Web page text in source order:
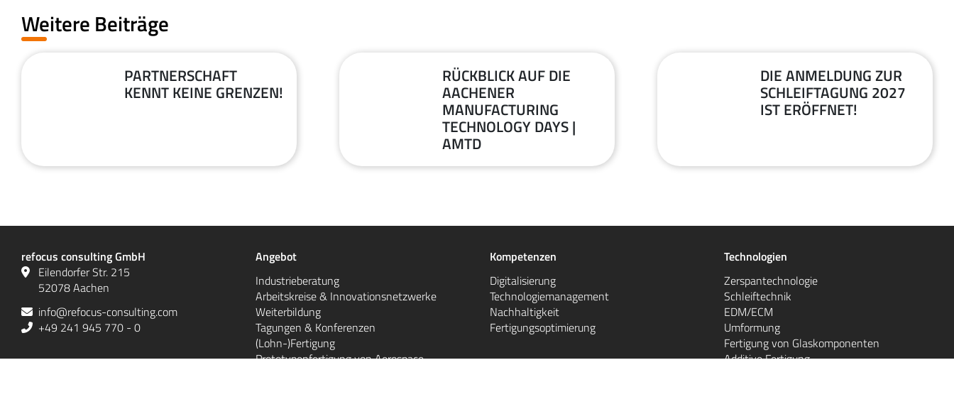
Weitere Beiträge
PARTNERSCHAFT
KENNT KEINE GRENZEN!
RÜCKBLICK AUF DIE
AACHENER
MANUFACTURING
TECHNOLOGY DAYS |
AMTD
DIE ANMELDUNG ZUR
SCHLEIFTAGUNG 2027
IST ERÖFFNET!
refocus consulting GmbH
Eilendorfer Str. 215
52078 Aachen
info@refocus-consulting.com
+49 241 945 770 - 0
Angebot
Industrieberatung
Arbeitskreise & Innovationsnetzwerke
Weiterbildung
Tagungen & Konferenzen
(Lohn-)Fertigung
Prototypenfertigung von Aerospace
Kompetenzen
Digitalisierung
Technologiemanagement
Nachhaltigkeit
Fertigungsoptimierung
Technologien
Zerspantechnologie
Schleiftechnik
EDM/ECM
Umformung
Fertigung von Glaskomponenten
Additive Fertigung